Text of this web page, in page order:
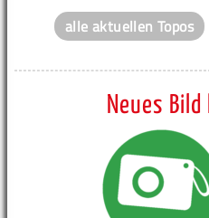
alle aktuellen Topos
Neues